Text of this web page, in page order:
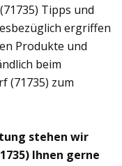
Tipps und
ergriffen
Produkte und
beim
(71735) zum
stehen wir
Ihnen gerne